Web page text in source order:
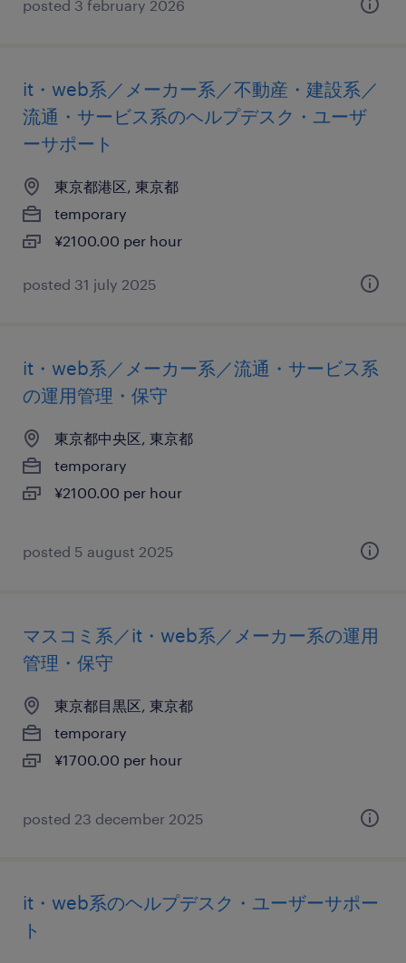
posted 3 february 2026
it・web系／メーカー系／不動産・建設系／
流通・サービス系のヘルプデスク・ユーザ
ーサポート
東京都港区, 東京都
temporary
¥2100.00 per hour
posted 31 july 2025
it・web系／メーカー系／流通・サービス系
の運用管理・保守
東京都中央区, 東京都
temporary
¥2100.00 per hour
posted 5 august 2025
マスコミ系／it・web系／メーカー系の運用
管理・保守
東京都目黒区, 東京都
temporary
¥1700.00 per hour
posted 23 december 2025
it・web系のヘルプデスク・ユーザーサポー
ト